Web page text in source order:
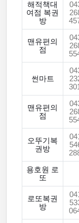
해적책대
여점 복권
방
맨유편의
점
썬마트
맨유편의
점
오뚜기복
권방
용호원 로
또
로또복권
방